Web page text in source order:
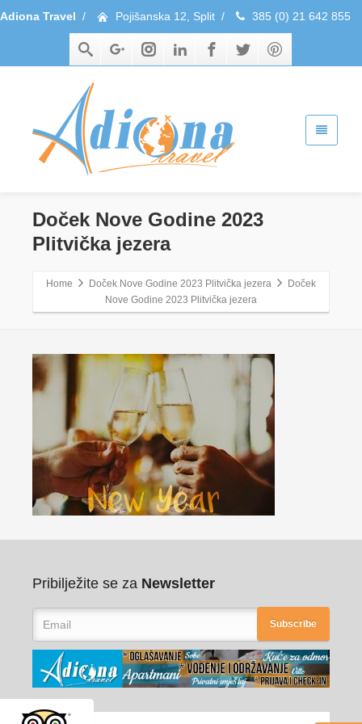
Adiona Travel / Pojišanska 12, Split / 385 (0) 21 642 855
Doček Nove Godine 2023
Plitvička jezera
Home Doček Nove Godine 2023 Plitvička jezera
Doček
Nove Godine 2023 Plitvička jezera
Pribilježite se za Newsletter
Subscribe